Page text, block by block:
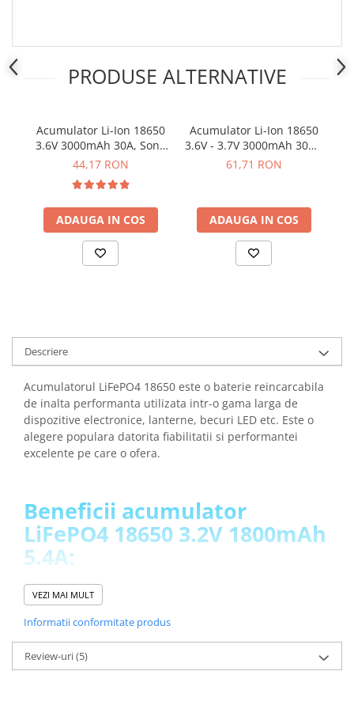
Senzori Electronici
Componente Electronice
Electrice
Acumulatori si Baterii
Acumulatori
Distributie Comutatie si Protectie
Contoare si Relee Electrice
Sigurante Automate
Dispozitive AFDD detectare defect
arc electric
Descarcatoare de Supratensiune
Contactoare
Blocuri de Distributie
Tablouri Electrice
Accesorii Tablouri Electrice
Convertoare de Tensiune
Banda Izolatoare
Panouri Fotovoltaice
Intrerupatoare Smart
Prize Inteligente
Module Smart Home
Camere Supraveghere
PRODUSE ALTERNATIVE
Acumulator Li-Ion 18650
3.6V 3000mAh 30A, Sony
Murata US18650VTC6
44,17 RON
ADAUGA IN COS
Acumulator Li-Ion 18650
3.6V - 3.7V 3000mAh 30A -
INR18650-P30B
61,71 RON
ADAUGA IN COS
Descriere
Acumulatorul LiFePO4 18650 este o baterie reincarcabila
de inalta performanta utilizata intr-o gama larga de
dispozitive electronice, lanterne, becuri LED etc. Este o
alegere populara datorita fiabilitatii si performantei
excelente pe care o ofera.
Beneficii acumulator
LiFePO4 18650 3.2V 1800mAh
5.4A:
Are o capacitate de 1800mAh, ceea ce
inseamna ca poate stoca o cantitate semnificativa de
energie, asigurand o durata lunga de utilizare intre
incarcari
Are capete plate ceea ce il face ideal pentru crearea
de baterii de mare capacitate prin tehnica sudurii in
VEZI MAI MULT
Informatii conformitate produs
Review-uri(5)